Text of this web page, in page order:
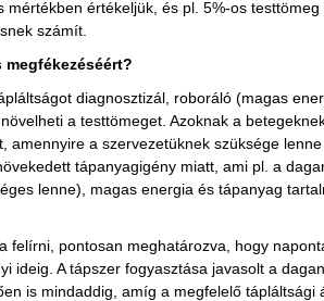
mértékben értékeljük, és pl. 5%-os
számít.
diagnosztizál, roboráló (magas
a testtömeget. Azoknak a
amennyire a szervezetüknek szüksége
tápanyagigény miatt, ami pl. a
lenne), magas energia és tápanyag
felírni, pontosan meghatározva, hogy
ideig. A tápszer fogyasztása javasolt a
is mindaddig, amíg a megfelelő tápláltsági